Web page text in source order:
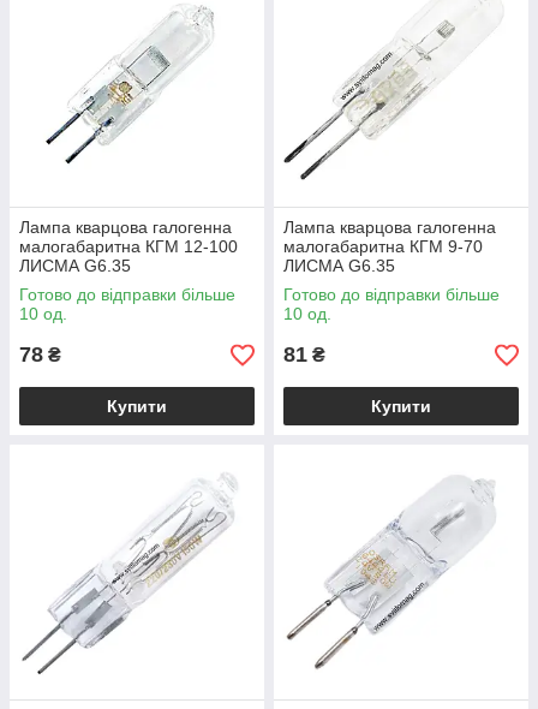
Лампа кварцова галогенна
малогабаритна КГМ 12-100
ЛИСМА G6.35
Готово до відправки більше
10 од.
78 ₴
Купити
Лампа кварцова галогенна
малогабаритна КГМ 9-70
ЛИСМА G6.35
Готово до відправки більше
10 од.
81 ₴
Купити